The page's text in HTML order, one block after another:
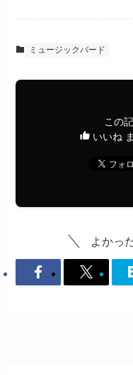
ミュージックバード
この
いいね
よかっ